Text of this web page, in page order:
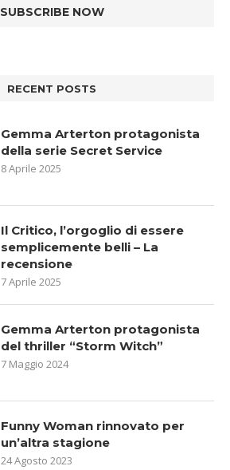
RECENT POSTS
Gemma Arterton protagonista
della serie Secret Service
8 Aprile 2025
Il Critico, l’orgoglio di essere
semplicemente belli – La
recensione
7 Aprile 2025
Gemma Arterton protagonista
del thriller “Storm Witch”
7 Maggio 2024
Funny Woman rinnovato per
un’altra stagione
24 Agosto 2023